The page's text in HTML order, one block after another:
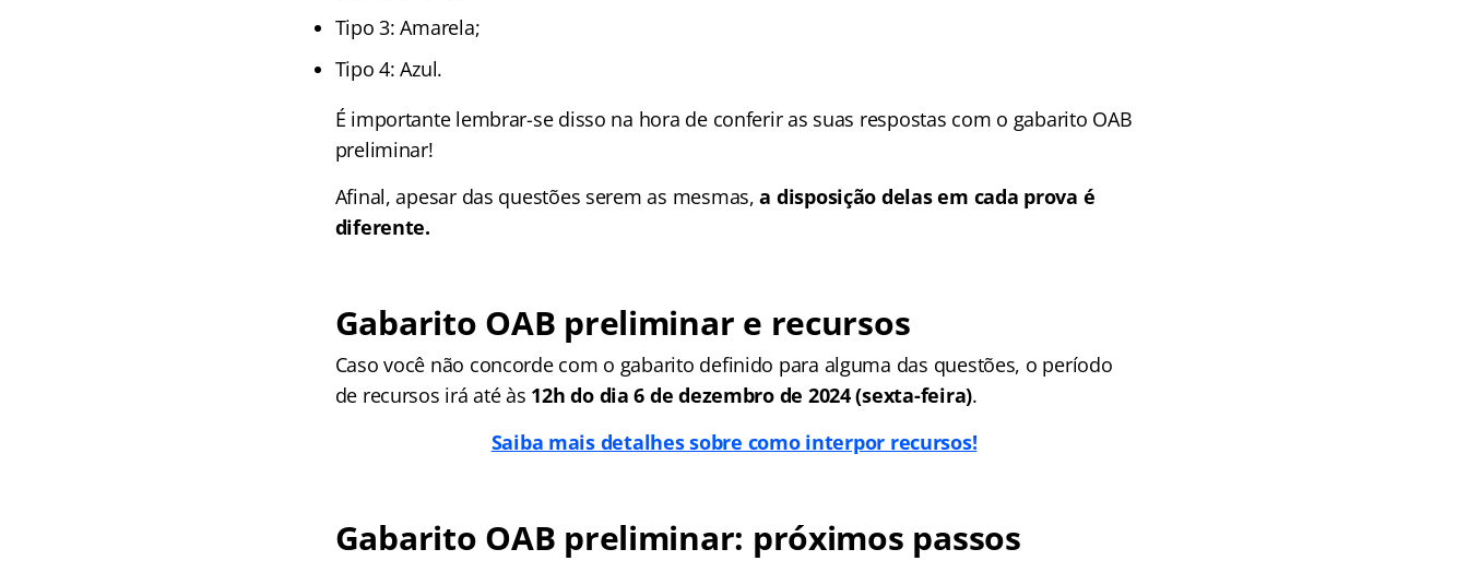
Tipo 3: Amarela;
Tipo 4: Azul.
É importante lembrar-se disso na hora de conferir as suas respostas com o gabarito OAB
preliminar!
Afinal, apesar das questões serem as mesmas,a disposição delas em cada prova é
diferente.
Gabarito OAB preliminar e recursos
Caso você não concorde com o gabarito definido para alguma das questões, o período
de recursos irá até às 12h do dia 6 de dezembro de 2024 (sexta-feira).
Saiba mais detalhes sobre como interpor recursos!
Gabarito OAB preliminar: próximos passos